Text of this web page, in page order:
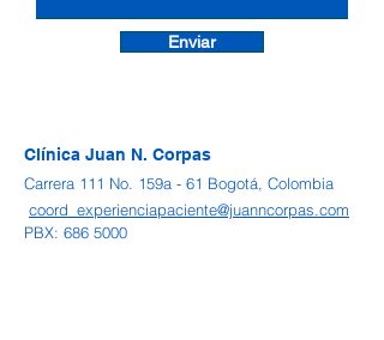
Enviar
Clínica Juan N. Corpas
Carrera 111 No. 159a - 61 Bogotá, Colombia
coord_experienciapaciente@juanncorpas.com
PBX: 686 5000